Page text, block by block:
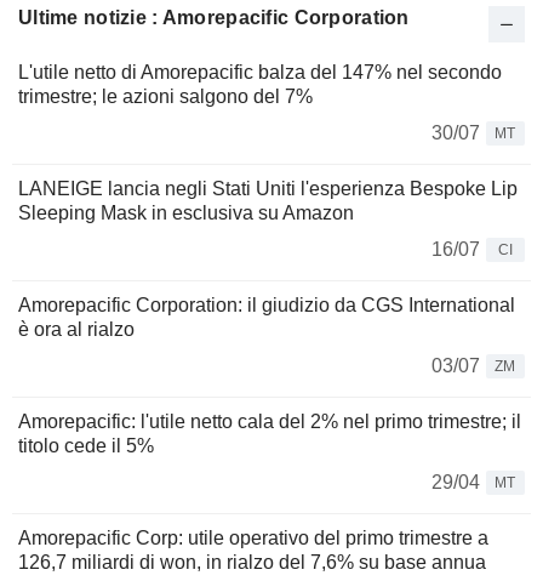
Ultime notizie : Amorepacific Corporation
L'utile netto di Amorepacific balza del 147% nel secondo
trimestre; le azioni salgono del 7%
30/07
MT
LANEIGE lancia negli Stati Uniti l'esperienza Bespoke Lip
Sleeping Mask in esclusiva su Amazon
16/07
CI
Amorepacific Corporation: il giudizio da CGS International
è ora al rialzo
03/07
ZM
Amorepacific: l'utile netto cala del 2% nel primo trimestre; il
titolo cede il 5%
29/04
MT
Amorepacific Corp: utile operativo del primo trimestre a
126,7 miliardi di won, in rialzo del 7,6% su base annua